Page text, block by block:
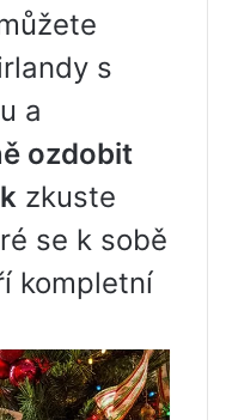
s
a
ozdobit
zkuste
se k sobě
kompletní